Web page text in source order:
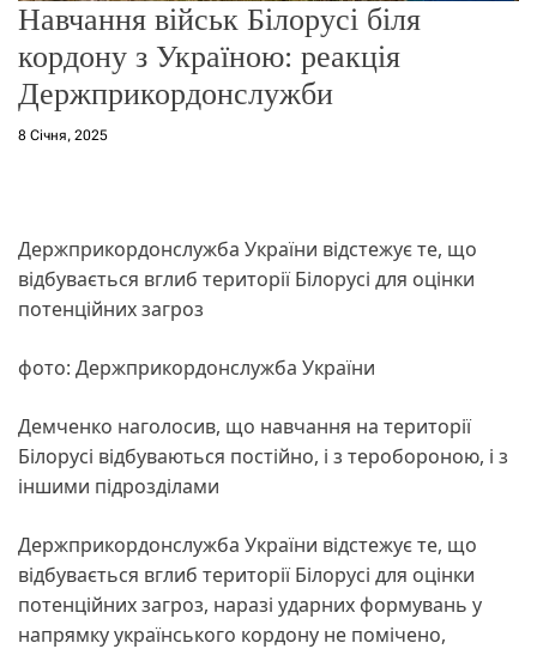
Навчання військ Білорусі біля
кордону з Україною: реакція
Держприкордонслужби
8 Січня, 2025
Держприкордонслужба України відстежує те, що
відбувається вглиб території Білорусі для оцінки
потенційних загроз
фото: Держприкордонслужба України
Демченко наголосив, що навчання на території
Білорусі відбуваються постійно, і з теробороною, і з
іншими підрозділами
Держприкордонслужба України відстежує те, що
відбувається вглиб території Білорусі для оцінки
потенційних загроз, наразі ударних формувань у
напрямку українського кордону не помічено,